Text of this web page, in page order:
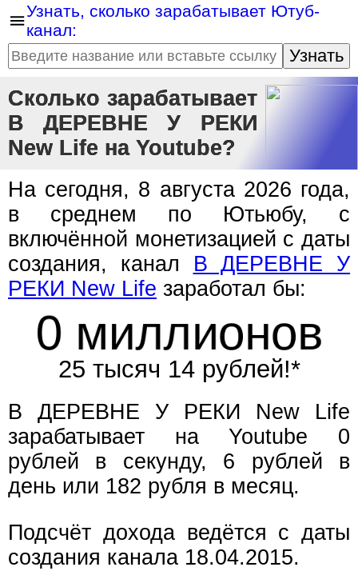
Узнать, сколько зарабатывает Ютуб-
канал:
Узнать
Сколько зарабатывает
В ДЕРЕВНЕ У РЕКИ
New Life на Youtube?
На сегодня, 8 августа 2026 года,
в среднем по Ютьюбу, с
включённой монетизацией с даты
создания, канал В ДЕРЕВНЕ У
РЕКИ New Life заработал бы:
0 миллионов
25 тысяч 14 рублей!*
В ДЕРЕВНЕ У РЕКИ New Life
зарабатывает на Youtube 0
рублей в секунду, 6 рублей в
день или 182 рубля в месяц.
Подсчёт дохода ведётся с даты
создания канала 18.04.2015.